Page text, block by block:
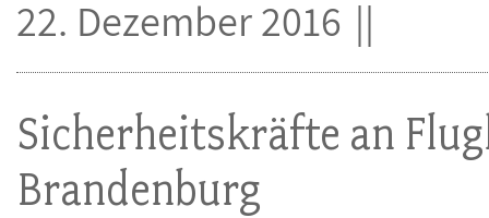
Sicherheitskräfte an
Brandenburg
22. Dezember 2016